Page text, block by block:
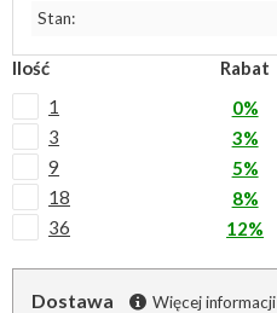
Stan:
Ilość Rabat
1 0%
3
3%
9
5%
18
8%
36
12%
Dostawa Więcej informacji